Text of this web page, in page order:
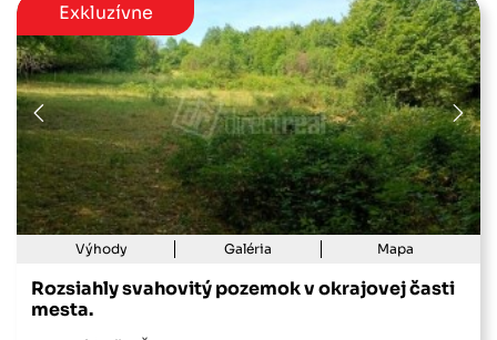
Exkluzívne
Výhody Galéria Mapa
Rozsiahly svahovitý pozemok v okrajovej časti
mesta.